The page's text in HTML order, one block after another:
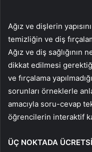
Ağız ve dişlerin
temizliğin ve diş
Ağız ve diş
dikkat edilmesi
ve fırçalama
sorunları örneklerle
amacıyla soru-cevap
öğrencilerin interaktif
ÜÇ NOKTADA